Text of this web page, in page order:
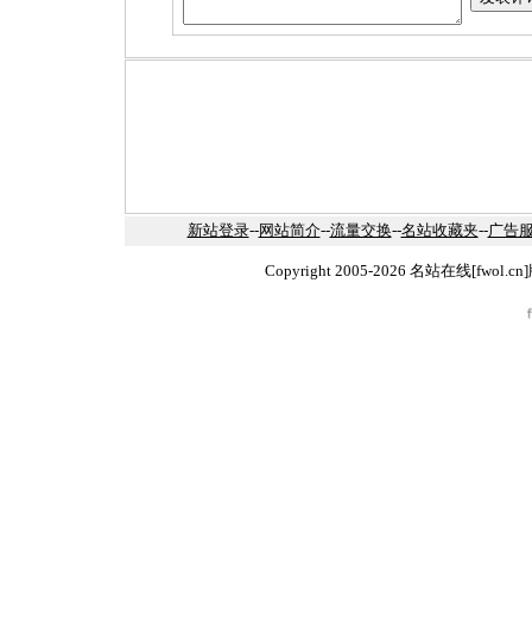
新站登录--网站简介--流量交换--名站收藏夹--广告
Copyright 2005-2026 名站在线